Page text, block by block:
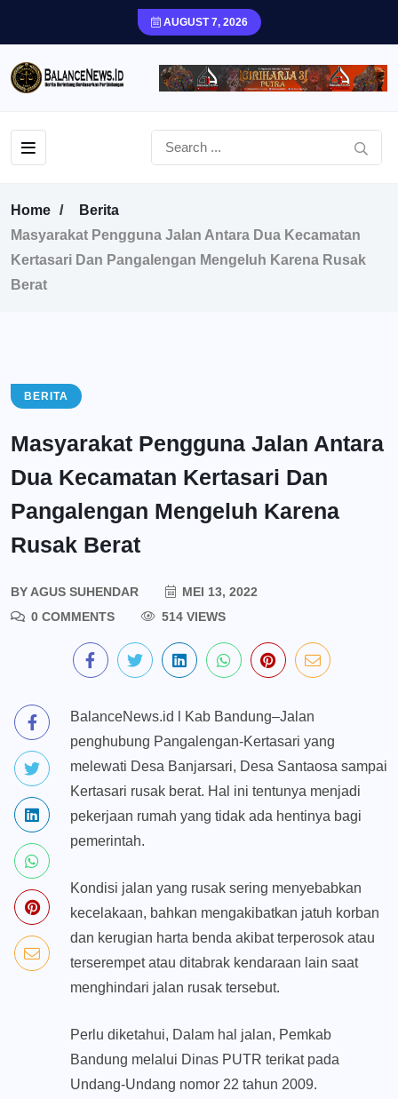
AUGUST 7, 2026
Home
Berita
Masyarakat Pengguna Jalan Antara Dua Kecamatan
Kertasari Dan Pangalengan Mengeluh Karena Rusak
Berat
BERITA
Masyarakat Pengguna Jalan Antara
Dua Kecamatan Kertasari Dan
Pangalengan Mengeluh Karena
Rusak Berat
BYAGUS SUHENDAR
MEI 13, 2022
0 COMMENTS
514 VIEWS
BalanceNews.id l Kab Bandung–Jalan
penghubung Pangalengan-Kertasari yang
melewati Desa Banjarsari, Desa Santaosa sampai
Kertasari rusak berat. Hal ini tentunya menjadi
pekerjaan rumah yang tidak ada hentinya bagi
pemerintah.
Kondisi jalan yang rusak sering menyebabkan
kecelakaan, bahkan mengakibatkan jatuh korban
dan kerugian harta benda akibat terperosok atau
terserempet atau ditabrak kendaraan lain saat
menghindari jalan rusak tersebut.
Perlu diketahui, Dalam hal jalan, Pemkab
Bandung melalui Dinas PUTR terikat pada
Undang-Undang nomor 22 tahun 2009.